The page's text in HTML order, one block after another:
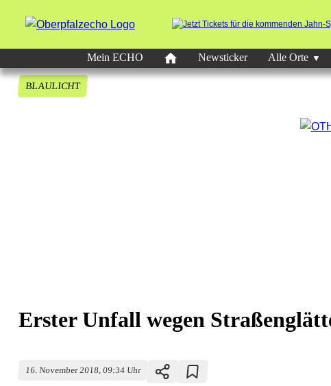
Mein ECHO
Newsticker Alle Orte
BLAULICHT
Erster Unfall wegen
16. November 2018, 09:34 Uhr